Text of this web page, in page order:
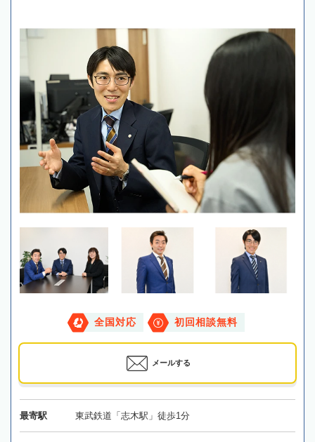
全国対応 初回相談無料
メールする
最寄駅 東武鉄道「志木駅」徒歩1分